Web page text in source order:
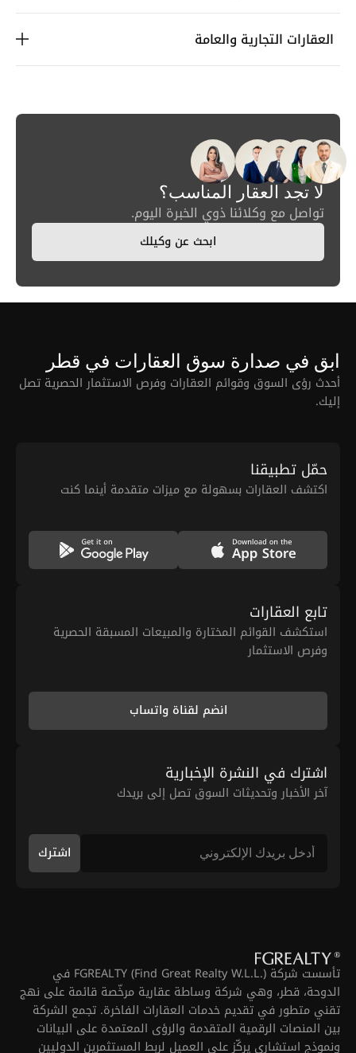
العقارات التجارية والعامة
لا تجد العقار المناسب؟
تواصل مع وكلائنا ذوي الخبرة اليوم.
ابحث عن وكيلك
ابق في صدارة سوق العقارات في قطر
أحدث رؤى السوق وقوائم العقارات وفرص الاستثمار الحصرية تصل
إليك.
حمّل تطبيقنا
اكتشف العقارات بسهولة مع ميزات متقدمة أينما كنت
تابع العقارات
استكشف القوائم المختارة والمبيعات المسبقة الحصرية
وفرص الاستثمار
انضم لقناة واتساب
اشترك في النشرة الإخبارية
آخر الأخبار وتحديثات السوق تصل إلى بريدك
اشترك
تأسست شركة FGREALTY (Find Great Realty W.L.L.) في
الدوحة، قطر، وهي شركة وساطة عقارية مرخّصة قائمة على نهج
تقني متطور في تقديم خدمات العقارات الفاخرة. تجمع الشركة
بين المنصات الرقمية المتقدمة والرؤى المعتمدة على البيانات
ونموذج استشاري يركّز على العميل لربط المستثمرين الدوليين